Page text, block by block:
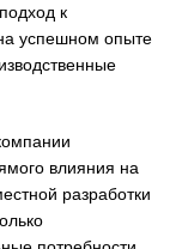
к
успешном опыте
влияния на
разработки